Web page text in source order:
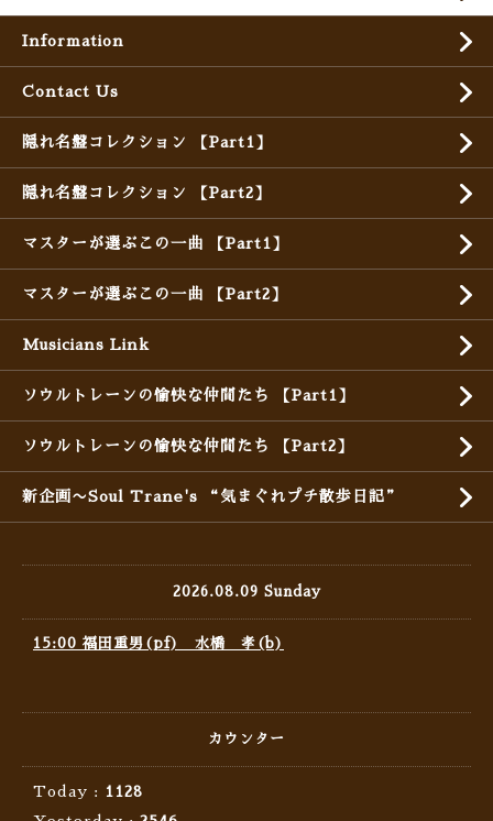
Information
Contact Us
隠れ名盤コレクション 【Part1】
隠れ名盤コレクション 【Part2】
マスターが選ぶこの一曲 【Part1】
マスターが選ぶこの一曲 【Part2】
Musicians Link
ソウルトレーンの愉快な仲間たち 【Part1】
ソウルトレーンの愉快な仲間たち 【Part2】
新企画〜Soul Trane's “気まぐれプチ散歩日記”
2026.08.09 Sunday
15:00 福田重男(pf) 水橋 孝(b)
カウンター
Today :
1128